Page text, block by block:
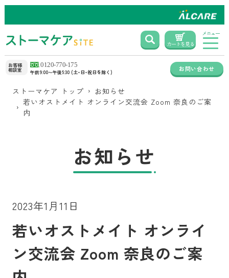
カートを見る
メニュー
お客様
相談室 午前9:00〜午後5:30 (土・日・祝日を除く) お問い合わせ
ストーマケア トップ
お知らせ
若いオストメイト オンライン交流会 Zoom 奈良のご案
内
お知らせ
2023年1月11日
若いオストメイト オンライ
ン交流会 Zoom 奈良のご案